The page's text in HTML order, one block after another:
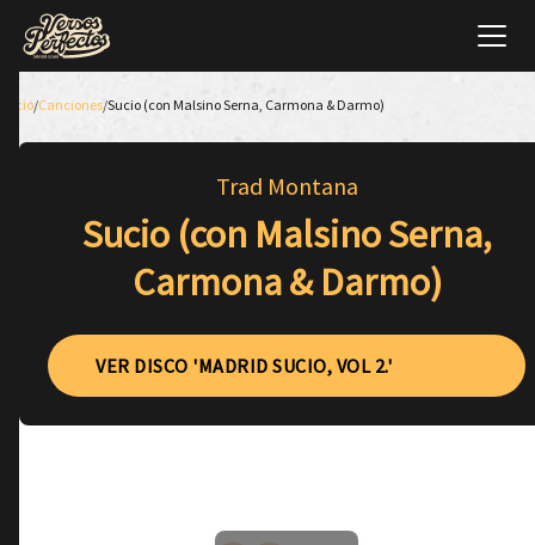
Inicio/Canciones/Sucio (con Malsino Serna, Carmona & Darmo)
Trad Montana
Sucio (con Malsino Serna,
Carmona & Darmo)
VER DISCO 'MADRID SUCIO, VOL 2.'